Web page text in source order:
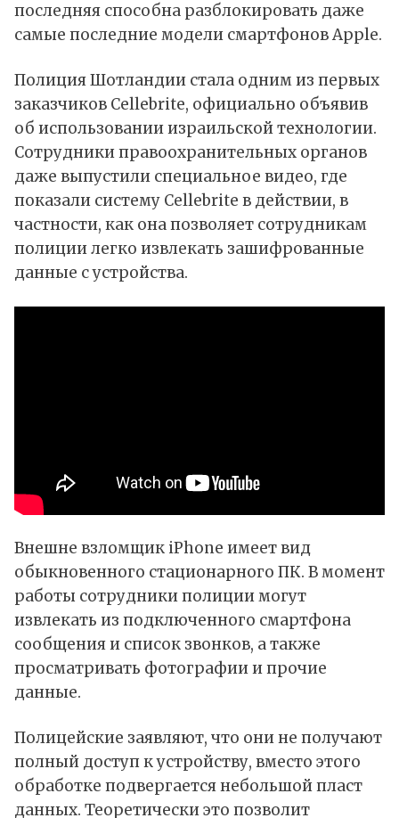
последняя способна разблокировать даже
самые последние модели смартфонов Apple.
Полиция Шотландии стала одним из первых
заказчиков Cellebrite, официально объявив
об использовании израильской технологии.
Сотрудники правоохранительных органов
даже выпустили специальное видео, где
показали систему Cellebrite в действии, в
частности, как она позволяет сотрудникам
полиции легко извлекать зашифрованные
данные с устройства.
Внешне взломщик iPhone имеет вид
обыкновенного стационарного ПК. В момент
работы сотрудники полиции могут
извлекать из подключенного смартфона
сообщения и список звонков, а также
просматривать фотографии и прочие
данные.
Полицейские заявляют, что они не получают
полный доступ к устройству, вместо этого
обработке подвергается небольшой пласт
данных. Теоретически это позволит